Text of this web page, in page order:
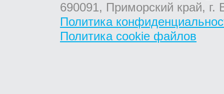
690091, Приморский край,
Политика
Политика cookie файлов